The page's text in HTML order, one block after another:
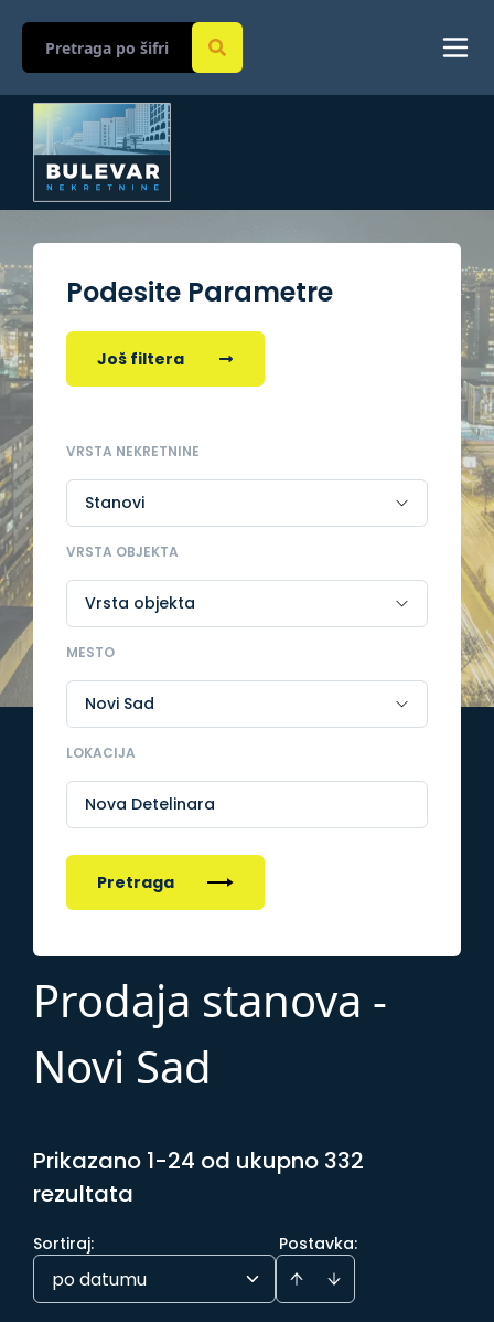
Podesite Parametre
Još filtera
VRSTA NEKRETNINE
VRSTA OBJEKTA
MESTO
LOKACIJA
Nova Detelinara
Pretraga
Prodaja stanova -
Novi Sad
Prikazano 1-24 od ukupno 332
rezultata
Postavka:
Sortiraj:
po datumu